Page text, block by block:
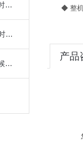
国产空气监测站负氧离子：实时数据上传，环境动态掌控
环境在线监测设备价格：24小时不间断值守，超标指标自动告警
大气负氧离子观测系统：全天候运行，支撑生态环境研究
◆ 整机采
产品